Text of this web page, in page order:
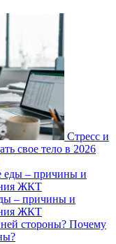
Стресс и
свое тело в 2026
– причины и
ЖКТ
Почему